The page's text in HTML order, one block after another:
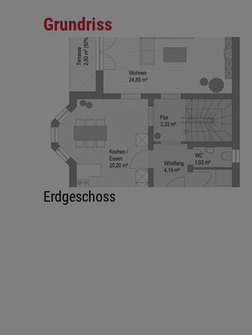
Grundriss
Erdgeschoss